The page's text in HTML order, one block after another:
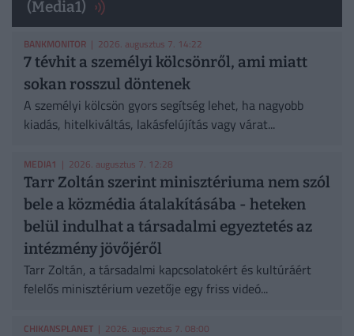
(Media1)
BANKMONITOR | 2026. augusztus 7. 14:22
7 tévhit a személyi kölcsönről, ami miatt
sokan rosszul döntenek
A személyi kölcsön gyors segítség lehet, ha nagyobb
kiadás, hitelkiváltás, lakásfelújítás vagy várat...
MEDIA1 | 2026. augusztus 7. 12:28
Tarr Zoltán szerint minisztériuma nem szól
bele a közmédia átalakításába - heteken
belül indulhat a társadalmi egyeztetés az
intézmény jövőjéről
Tarr Zoltán, a társadalmi kapcsolatokért és kultúráért
felelős minisztérium vezetője egy friss videó...
CHIKANSPLANET | 2026. augusztus 7. 08:00